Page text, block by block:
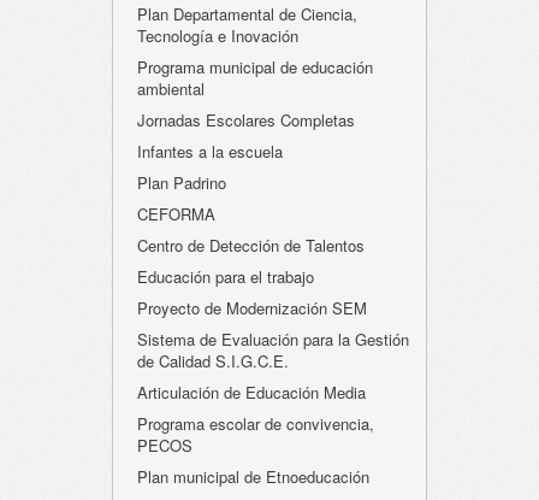
Plan Departamental de Ciencia,
Tecnología e Inovación
Programa municipal de educación
ambiental
Jornadas Escolares Completas
Infantes a la escuela
Plan Padrino
CEFORMA
Centro de Detección de Talentos
Educación para el trabajo
Proyecto de Modernización SEM
Sistema de Evaluación para la Gestión
de Calidad S.I.G.C.E.
Articulación de Educación Media
Programa escolar de convivencia,
PECOS
Plan municipal de Etnoeducación